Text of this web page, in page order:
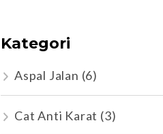
Kategori
Aspal Jalan (6)
Cat Anti Karat (3)